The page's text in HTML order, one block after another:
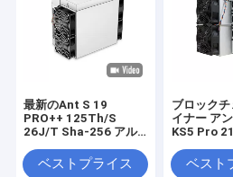
最新のAnt S 19
PRO++ 125Th/S
26J/T Sha-256 アル
ベストプライス
ブロック
イナー ア
KS5 Pro
ズム KAS
ベスト